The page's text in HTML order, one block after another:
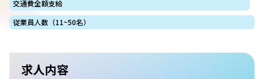
交通費全額支給
従業員人数（11~50名）
求人内容